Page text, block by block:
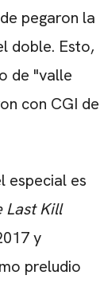
pegaron la
doble. Esto,
de "valle
con CGI de
especial es
Last Kill
y
preludio